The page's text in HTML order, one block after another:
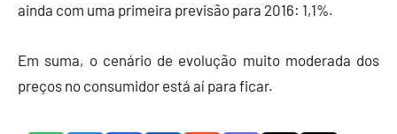
ainda com uma primeira previsão para 2016: 1,1%.
Em suma, o cenário de evolução muito moderada dos
preços no consumidor está aí para ficar.